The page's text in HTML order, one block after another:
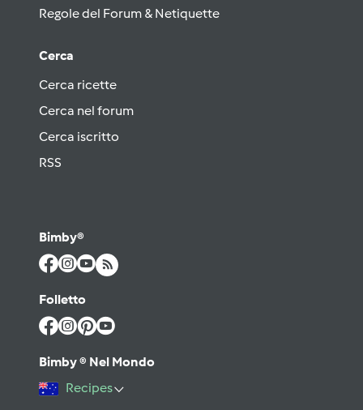
Regole del Forum & Netiquette
Cerca
Cerca ricette
Cerca nel forum
Cerca iscritto
RSS
Bimby®
Folletto
Bimby ® Nel Mondo
Recipes